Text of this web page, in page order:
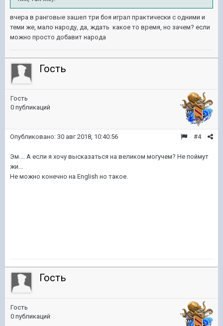
вчера в ранговые зашел три боя играл практически с одними и
теми же, мало народу, да, ждать какое то время, но зачем? если
можно просто добавит народа
Гость
Гость
0 публикаций
#4
Опубликовано: 30 авг 2018, 10:40:56
Эм.... А если я хочу высказаться на великом могучем? Не поймут
жи...
Не можно конечно на English но такое.
Гость
Гость
0 публикаций